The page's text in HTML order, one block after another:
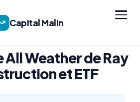
Capital Malin
Weather de Ray
et ETF